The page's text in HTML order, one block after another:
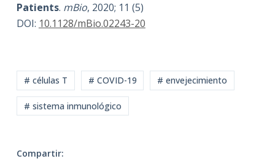
Patients. mBio, 2020; 11 (5)
DOI: 10.1128/mBio.02243-20
# células T # COVID-19 # envejecimiento
# sistema inmunológico
Compartir: